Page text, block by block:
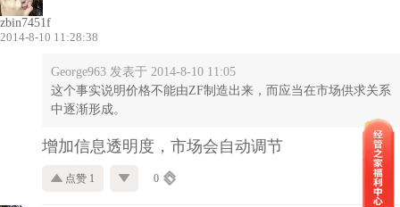
zbin7451f
2014-8-10 11:28:38
George963 发表于 2014-8-10 11:05
这个事实说明价格不能由ZF制造出来，而应当在市场供求关系
中逐渐形成。
增加信息透明度，市场会自动调节
点赞 1 0